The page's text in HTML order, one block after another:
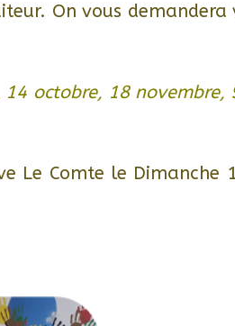
On vous
octobre, 18 novembre,
Le Comte le Dimanche